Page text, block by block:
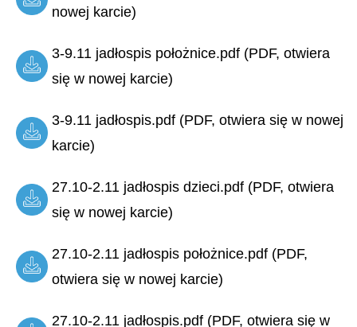
nowej karcie)
3-9.11 jadłospis położnice.pdf (PDF, otwiera
się w nowej karcie)
3-9.11 jadłospis.pdf (PDF, otwiera się w nowej
karcie)
27.10-2.11 jadłospis dzieci.pdf (PDF, otwiera
się w nowej karcie)
27.10-2.11 jadłospis położnice.pdf (PDF,
otwiera się w nowej karcie)
27.10-2.11 jadłospis.pdf (PDF, otwiera się w